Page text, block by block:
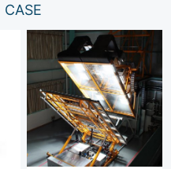
CASE